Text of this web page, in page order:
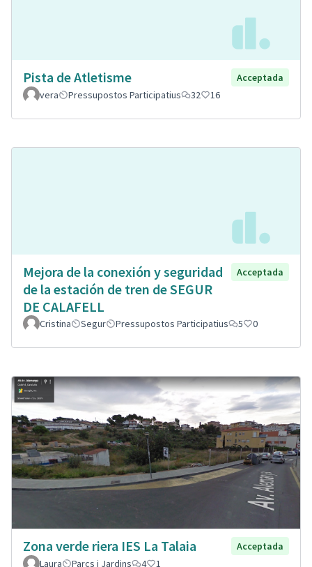
Pista de Atletisme
Acceptada
vera
Pressupostos Participatius 32 16
Mejora de la conexión y seguridad
de la estación de tren de SEGUR
DE CALAFELL
Acceptada
Cristina Segur Pressupostos Participatius 5 0
Zona verde riera IES La Talaia
Acceptada
Laura
Parcs i Jardins 4 1